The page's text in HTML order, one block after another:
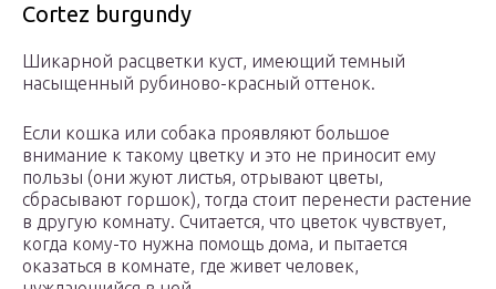
Cortez burgundy
Шикарной расцветки куст, имеющий темный
насыщенный рубиново-красный оттенок.
Если кошка или собака проявляют большое
внимание к такому цветку и это не приносит ему
пользы (они жуют листья, отрывают цветы,
сбрасывают горшок), тогда стоит перенести растение
в другую комнату. Считается, что цветок чувствует,
когда кому-то нужна помощь дома, и пытается
оказаться в комнате, где живет человек,